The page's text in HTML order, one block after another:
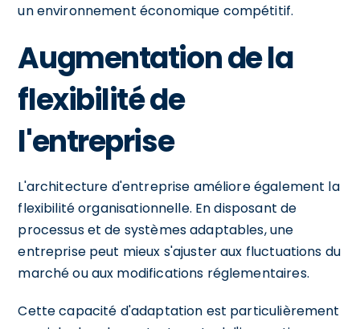
un environnement économique compétitif.
Augmentation de la
flexibilité de
l'entreprise
L'architecture d'entreprise améliore également la
flexibilité organisationnelle. En disposant de
processus et de systèmes adaptables, une
entreprise peut mieux s'ajuster aux fluctuations du
marché ou aux modifications réglementaires.
Cette capacité d'adaptation est particulièrement